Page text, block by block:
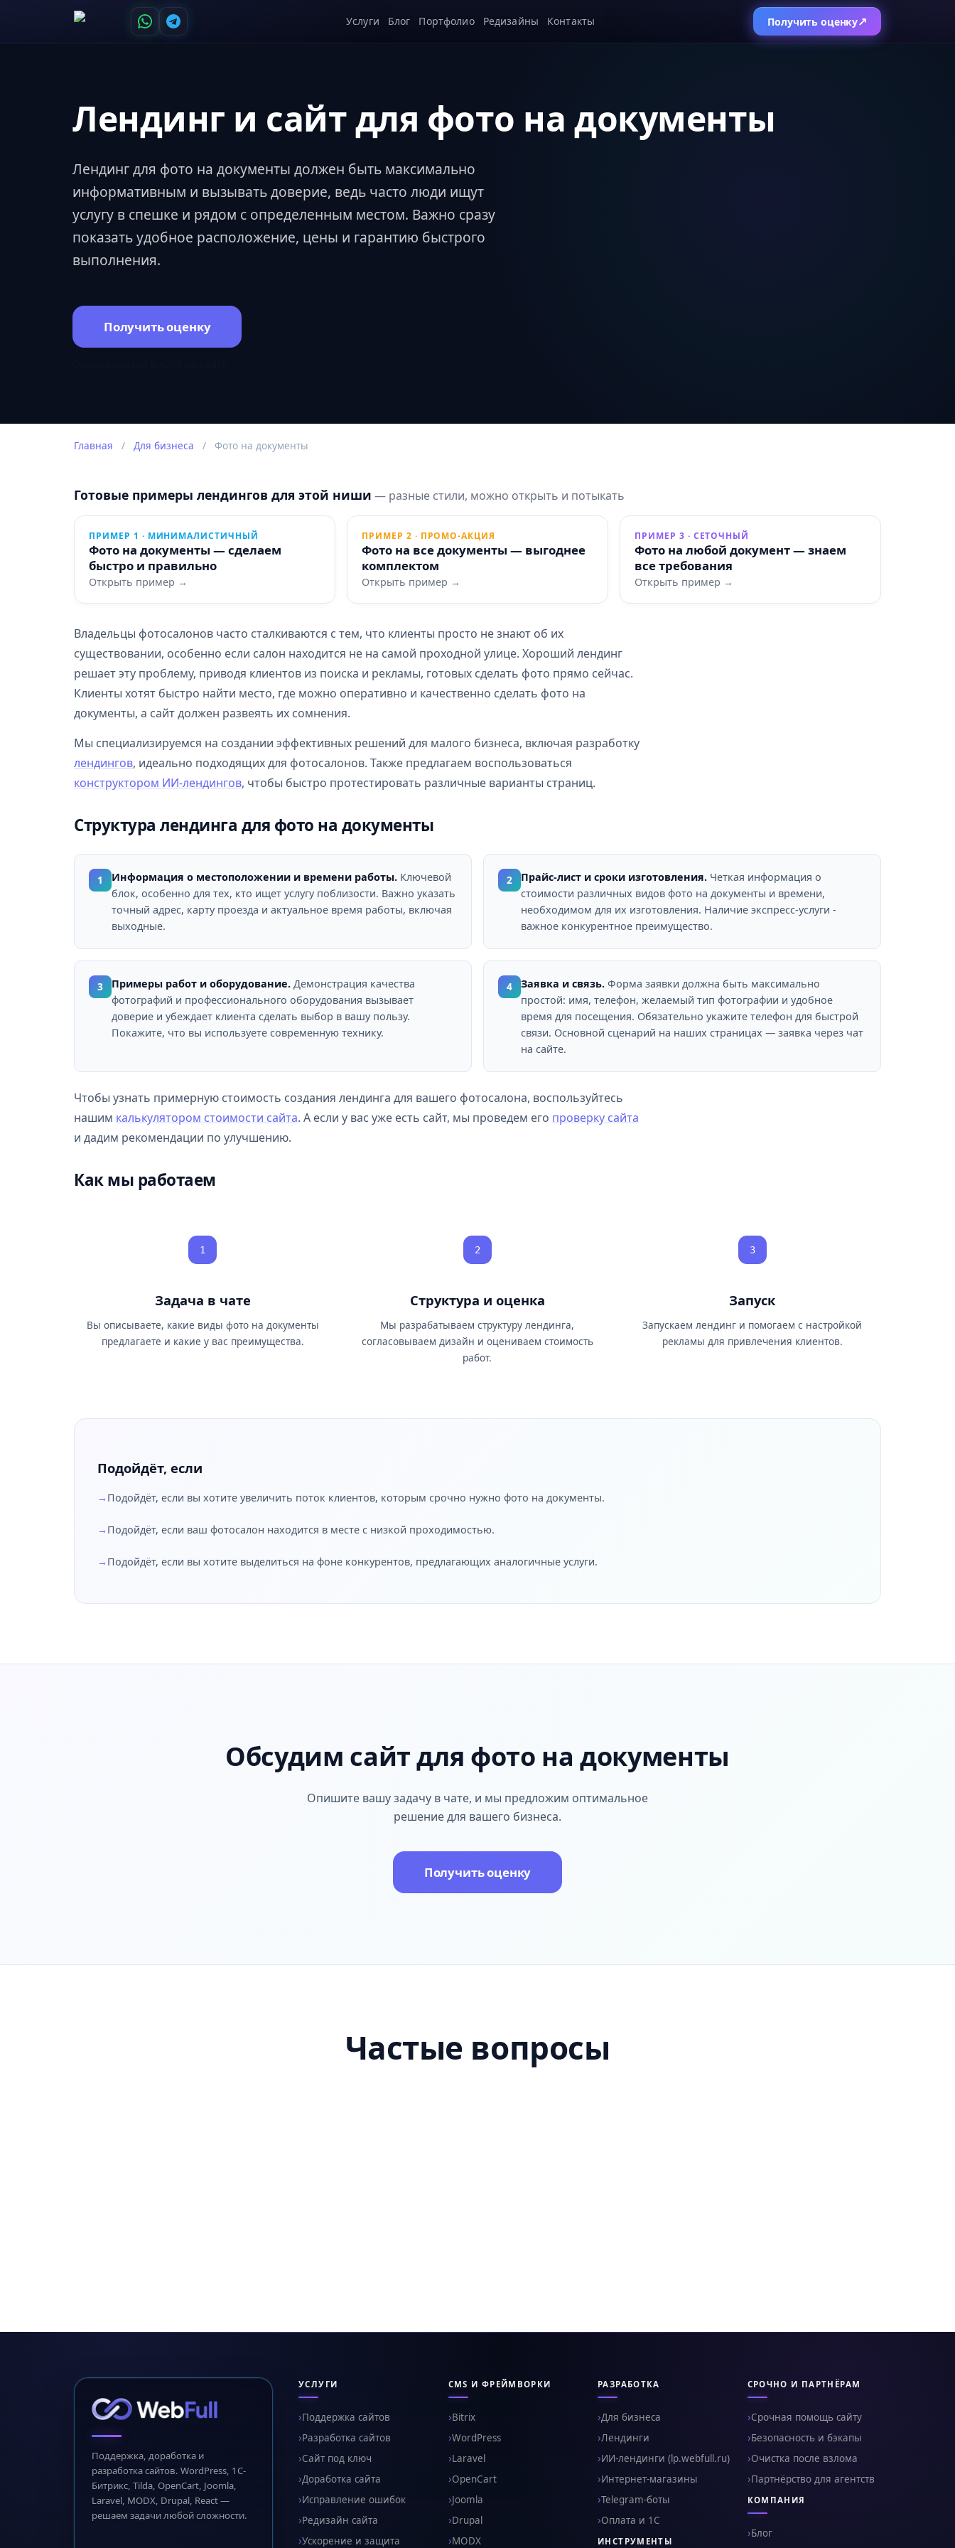
Услуги Блог Портфолио Редизайны Контакты Получить оценку↗
Лендинг и сайт для фото на документы
Лендинг для фото на документы должен быть максимально
информативным и вызывать доверие, ведь часто люди ищут
услугу в спешке и рядом с определенным местом. Важно сразу
показать удобное расположение, цены и гарантию быстрого
выполнения.
Получить оценку
Главная / Для бизнеса / Фото на документы
Готовые примеры лендингов для этой ниши — разные стили, можно открыть и потыкать
ПРИМЕР 1 · МИНИМАЛИСТИЧНЫЙ
Фото на документы — сделаем
быстро и правильно
Открыть пример →
ПРИМЕР 2 · ПРОМО-АКЦИЯ
Фото на все документы — выгоднее
комплектом
Открыть пример →
ПРИМЕР 3 · СЕТОЧНЫЙ
Фото на любой документ — знаем
все требования
Открыть пример →
Владельцы фотосалонов часто сталкиваются с тем, что клиенты просто не знают об их
существовании, особенно если салон находится не на самой проходной улице. Хороший лендинг
решает эту проблему, приводя клиентов из поиска и рекламы, готовых сделать фото прямо сейчас.
Клиенты хотят быстро найти место, где можно оперативно и качественно сделать фото на
документы, а сайт должен развеять их сомнения.
Мы специализируемся на создании эффективных решений для малого бизнеса, включая разработку
лендингов, идеально подходящих для фотосалонов. Также предлагаем воспользоваться
конструктором ИИ-лендингов, чтобы быстро протестировать различные варианты страниц.
Структура лендинга для фото на документы
1 Информация о местоположении и времени работы. Ключевой
блок, особенно для тех, кто ищет услугу поблизости. Важно указать
точный адрес, карту проезда и актуальное время работы, включая
выходные.
2 Прайс-лист и сроки изготовления. Четкая информация о
стоимости различных видов фото на документы и времени,
необходимом для их изготовления. Наличие экспресс-услуги -
важное конкурентное преимущество.
3 Примеры работ и оборудование. Демонстрация качества
фотографий и профессионального оборудования вызывает
доверие и убеждает клиента сделать выбор в вашу пользу.
Покажите, что вы используете современную технику.
4 Заявка и связь. Форма заявки должна быть максимально
простой: имя, телефон, желаемый тип фотографии и удобное
время для посещения. Обязательно укажите телефон для быстрой
связи. Основной сценарий на наших страницах — заявка через чат
на сайте.
Чтобы узнать примерную стоимость создания лендинга для вашего фотосалона, воспользуйтесь
нашим калькулятором стоимости сайта. А если у вас уже есть сайт, мы проведем его проверку сайта
и дадим рекомендации по улучшению.
Как мы работаем
1
Задача в чате
Вы описываете, какие виды фото на документы
предлагаете и какие у вас преимущества.
2
Структура и оценка
Мы разрабатываем структуру лендинга,
согласовываем дизайн и оцениваем стоимость
работ.
3
Запуск
Запускаем лендинг и помогаем с настройкой
рекламы для привлечения клиентов.
Подойдёт, если
Подойдёт, если вы хотите увеличить поток клиентов, которым срочно нужно фото на документы.
Подойдёт, если ваш фотосалон находится в месте с низкой проходимостью.
Подойдёт, если вы хотите выделиться на фоне конкурентов, предлагающих аналогичные услуги.
Обсудим сайт для фото на документы
Опишите вашу задачу в чате, и мы предложим оптимальное
решение для вашего бизнеса.
Получить оценку
Частые вопросы
Поддержка, доработка и
разработка сайтов. WordPress, 1С-
Битрикс, Tilda, OpenCart, Joomla,
Laravel, MODX, Drupal, React —
решаем задачи любой сложности.
УСЛУГИ
Поддержка сайтов
Разработка сайтов
Сайт под ключ
Доработка сайта
Исправление ошибок
Редизайн сайта
Ускорение и защита
CMS И ФРЕЙМВОРКИ
Bitrix
WordPress
Laravel
OpenCart
Joomla
Drupal
MODX
РАЗРАБОТКА
Для бизнеса
Лендинги
ИИ-лендинги (lp.webfull.ru)
Интернет-магазины
Telegram-боты
Оплата и 1С
ИНСТРУМЕНТЫ
СРОЧНО И ПАРТНЁРАМ
Срочная помощь сайту
Безопасность и бэкапы
Очистка после взлома
Партнёрство для агентств
КОМПАНИЯ
Блог